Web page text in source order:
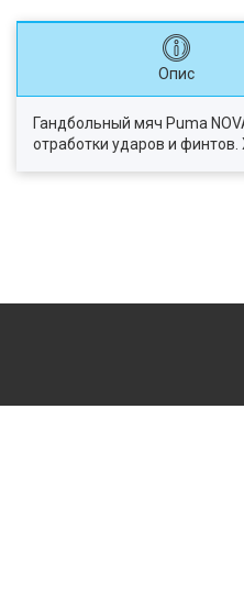
Опис
Гандбольный мяч Puma
отработки ударов и финтов.